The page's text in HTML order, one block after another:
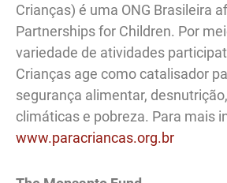
Crianças) é uma ONG Brasileira
Partnerships for Children. Por
variedade de atividades
Crianças age como catalisador
segurança alimentar,
climáticas e pobreza. Para mais
www.paracriancas.org.br